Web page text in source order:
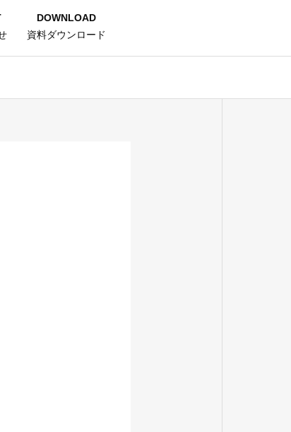
DOWNLOAD
資料ダウンロード